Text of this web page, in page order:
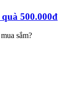
500.000đ
sắm?